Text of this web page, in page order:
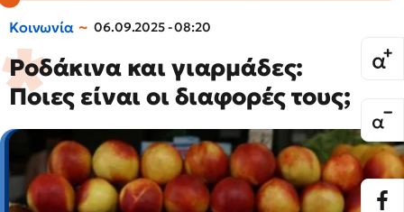
Κοινωνία 06.09.2025 - 08:20
Ροδάκινα και γιαρμάδες:
Ποιες είναι οι διαφορές τους;